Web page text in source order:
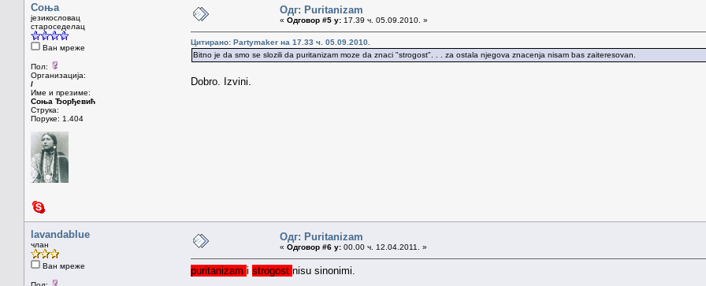
Соња
језикословац
староседелац
Ван мреже
Пол:
Организација:
/
Име и презиме:
Соња Ђорђевић
Струка:
Поруке: 1.404
Одг: Puritanizam
« Одговор #5 у: 17.39 ч. 05.09.2010. »
Цитирано: Partymaker на 17.33 ч. 05.09.2010.
Bitno je da smo se slozili da puritanizam moze da znaci "strogost". . . za ostala njegova znacenja nisam bas zaiteresovan.
Dobro. Izvini.
lavandablue
члан
Ван мреже
Одг: Puritanizam
« Одговор #6 у: 00.00 ч. 12.04.2011. »
puritanizam i strogost nisu sinonimi.